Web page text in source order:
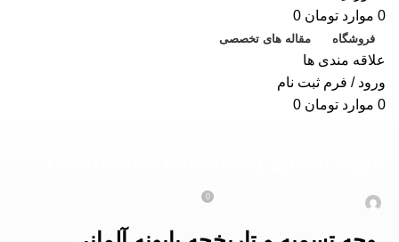
0 موارد تومان
فروشگاه مقاله های تخصصی
علاقه مندی ها
ورود / فرم ثبت نام
0 موارد تومان
0